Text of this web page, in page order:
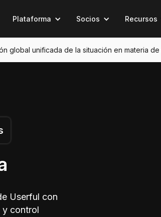
Plataforma Socios Recursos
global unificada de la situación en materia
Userful con
y control